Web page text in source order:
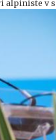
alpiniste v